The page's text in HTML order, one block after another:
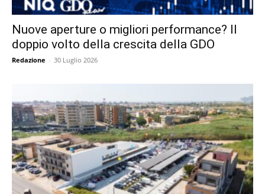
Nuove aperture o migliori performance? Il
doppio volto della crescita della GDO
Redazione - 30 Luglio 2026